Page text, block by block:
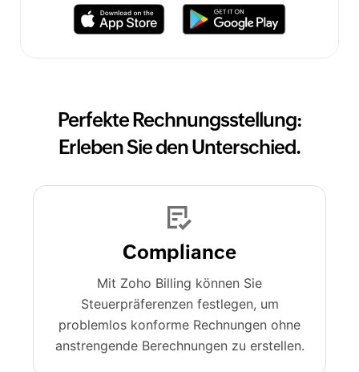
Perfekte Rechnungsstellung:
Erleben Sie den Unterschied.
Compliance
Mit Zoho Billing können Sie
Steuerpräferenzen festlegen, um
problemlos konforme Rechnungen ohne
anstrengende Berechnungen zu erstellen.